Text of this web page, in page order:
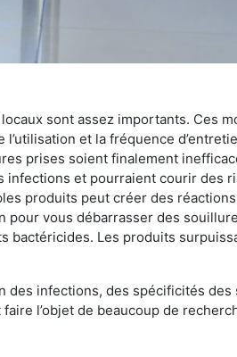
sont assez importants. Ces
et la fréquence
prises soient finalement
et pourraient courir des
produits peut créer des
vous débarrasser des
Les produits
des infections, des spécificités
l’objet de beaucoup de